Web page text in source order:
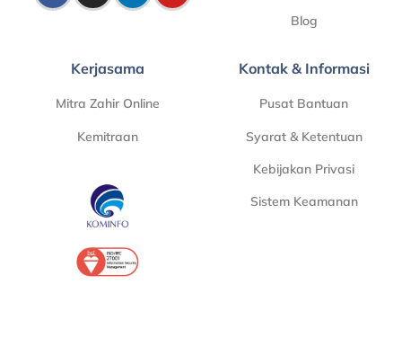
Blog
Kerjasama
Mitra Zahir Online
Kemitraan
Kontak & Informasi
Pusat Bantuan
Syarat & Ketentuan
Kebijakan Privasi
Sistem Keamanan